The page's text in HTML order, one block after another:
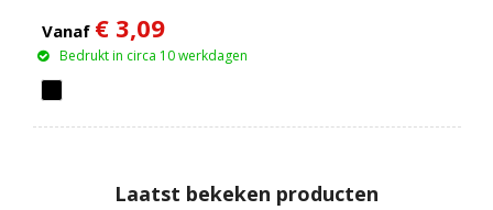
Vanaf € 3,09
Bedrukt in circa 10 werkdagen
Laatst bekeken producten